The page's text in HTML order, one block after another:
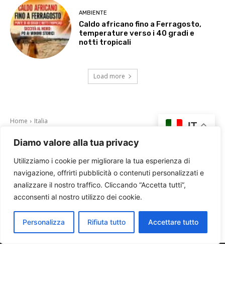
Diamo valore alla tua privacy
Utilizziamo i cookie per migliorare la tua esperienza di
navigazione, offrirti pubblicità o contenuti personalizzati e
analizzare il nostro traffico. Cliccando “Accetta tutti”,
acconsenti al nostro utilizzo dei cookie.
Personalizza Rifiuta tutto Accettare tutto
AMBIENTE
Caldo africano fino a Ferragosto,
temperature verso i 40 gradi e
notti tropicali
Load more